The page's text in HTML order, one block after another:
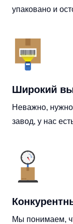
упаковано и
Широкий
Неважно, нужно
завод, у нас
Мы понимаем,